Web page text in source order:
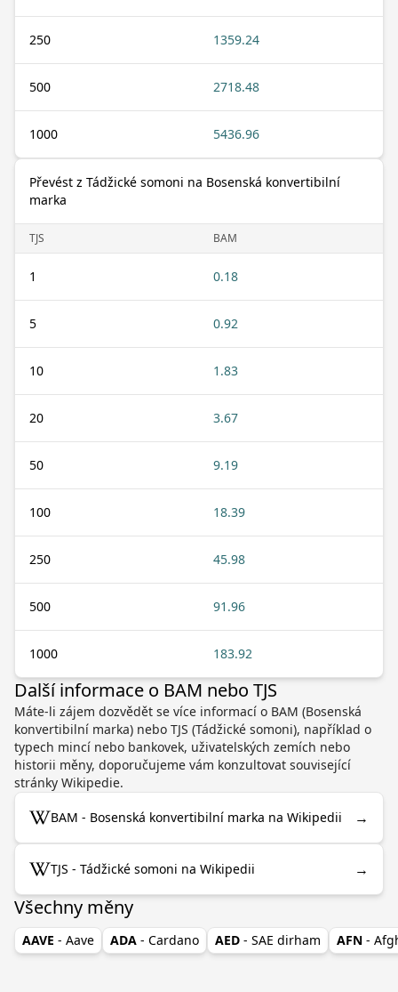
250 1359.24
500 2718.48
1000 5436.96
Převést z Tádžické somoni na Bosenská konvertibilní
marka
TJS BAM
1 0.18
5 0.92
10 1.83
20 3.67
50 9.19
100 18.39
250 45.98
500 91.96
1000 183.92
Další informace o BAM nebo TJS
Máte-li zájem dozvědět se více informací o BAM (Bosenská
konvertibilní marka) nebo TJS (Tádžické somoni), například o
typech mincí nebo bankovek, uživatelských zemích nebo
historii měny, doporučujeme vám konzultovat související
stránky Wikipedie.
BAM - Bosenská konvertibilní marka na Wikipedii →
TJS - Tádžické somoni na Wikipedii →
Všechny měny
AAVE - Aave ADA - Cardano AED - SAE dirham AFN -